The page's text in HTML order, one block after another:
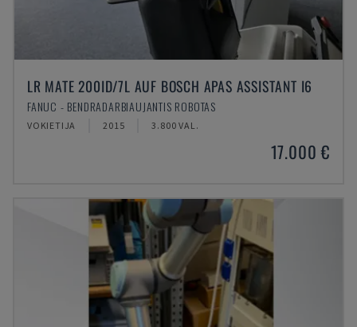
LR MATE 200ID/7L AUF BOSCH APAS ASSISTANT I6
FANUC - BENDRADARBIAUJANTIS ROBOTAS
VOKIETIJA 2015 3.800 VAL.
17.000 €